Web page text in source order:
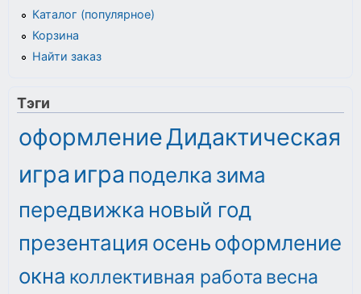
Каталог (популярное)
Корзина
Найти заказ
Тэги
оформлениеДидактическая
игра игра поделка зима
передвижка новый год
презентация осеньоформление
окна коллективная работа весна